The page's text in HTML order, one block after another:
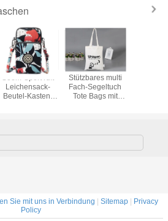
Soem-Sport ruft
Leichensack-
Beutel-Kasten-
Stützbares multi
Fach-Segeltuch
Tote Bags mit
Sie mit uns in Verbindung | Sitemap | Privacy
Policy